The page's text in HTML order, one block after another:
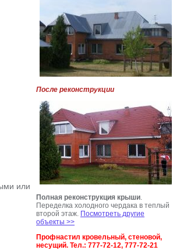
или
После реконструкции
Полная реконструкция крыши.
Переделка холодного чердака в теплый
второй этаж. Посмотреть другие
объекты >>
Профнастил кровельный, стеновой,
несущий. Тел.: 777-72-12, 777-72-21